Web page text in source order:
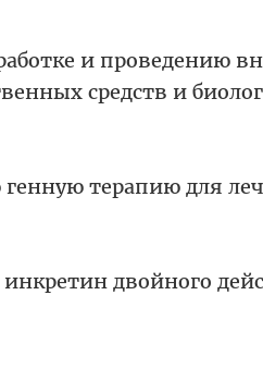
и проведению
средств и
генную терапию для
двойного